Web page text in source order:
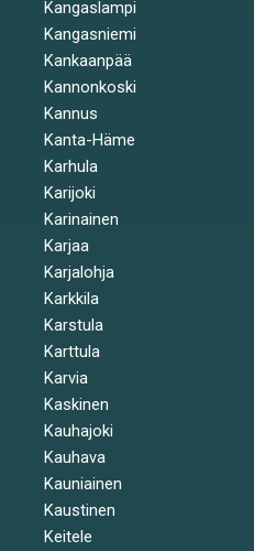
Kangaslampi
Kangasniemi
Kankaanpää
Kannonkoski
Kannus
Kanta-Häme
Karhula
Karijoki
Karinainen
Karjaa
Karjalohja
Karkkila
Karstula
Karttula
Karvia
Kaskinen
Kauhajoki
Kauhava
Kauniainen
Kaustinen
Keitele